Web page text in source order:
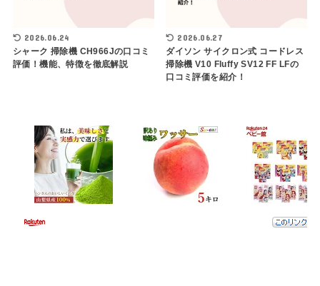
2026.06.24
シャーク 掃除機 CH966Jの口コミ
評価！機能、特徴を徹底解説
2026.06.27
ダイソン サイクロン式 コードレス
掃除機 V10 Fluffy SV12 FF LFの
口コミ評価を紹介！